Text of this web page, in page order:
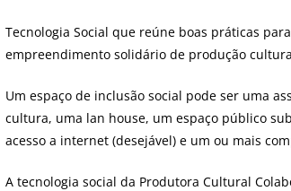
Tecnologia Social que reúne boas práticas
empreendimento solidário de produção
Um espaço de inclusão social pode ser uma
cultura, uma lan house, um espaço público
acesso a internet (desejável) e um ou mais
A tecnologia social da Produtora Cultural